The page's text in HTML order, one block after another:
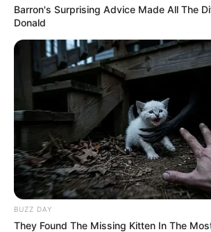
Barron's Surprising Advice Made All The
Donald
BUZZ DAY
They Found The Missing Kitten In The